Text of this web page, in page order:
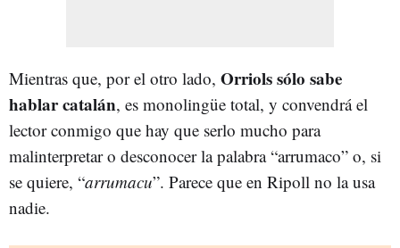
Mientras que, por el otro lado, Orriols sólo sabe
hablar catalán, es monolingüe total, y convendrá el
lector conmigo que hay que serlo mucho para
malinterpretar o desconocer la palabra “arrumaco” o, si
se quiere, “arrumacu”. Parece que en Ripoll no la usa
nadie.